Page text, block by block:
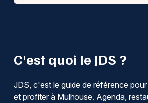
C'est quoi le JDS ?
JDS, c'est le guide de référence
et profiter à Mulhouse. Agenda,